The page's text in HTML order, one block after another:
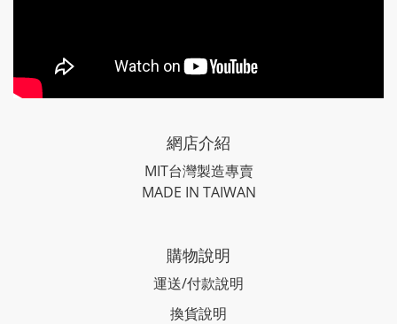
網店介紹
MIT台灣製造專賣
MADE IN TAIWAN
購物說明
運送/付款說明
換貨說明